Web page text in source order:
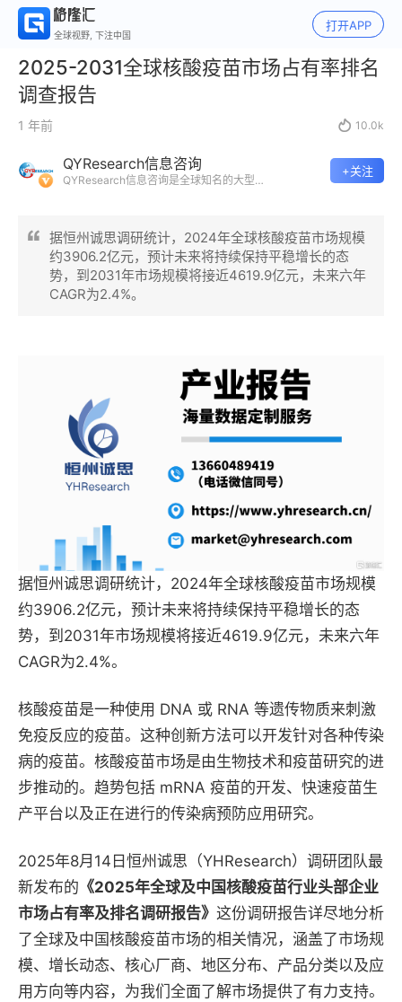
全球视野, 下注中国
打开APP
2025-2031全球核酸疫苗市场占有率排名
调查报告
1 年前  10.0k
QYResearch信息咨询
QYResearch信息咨询是全球知名的大型
态势、发展现状及未来趋势。
+关注
据恒州诚思调研统计，2024年全球核酸疫苗市场规模
约3906.2亿元，预计未来将持续保持平稳增长的态
势，到2031年市场规模将接近4619.9亿元，未来六年
CAGR为2.4%。
据恒州诚思调研统计，2024年全球核酸疫苗市场规模
约3906.2亿元，预计未来将持续保持平稳增长的态
势，到2031年市场规模将接近4619.9亿元，未来六年
CAGR为2.4%。
核酸疫苗是一种使用 DNA 或 RNA 等遗传物质来刺激
免疫反应的疫苗。这种创新方法可以开发针对各种传染
病的疫苗。核酸疫苗市场是由生物技术和疫苗研究的进
步推动的。趋势包括 mRNA 疫苗的开发、快速疫苗生
产平台以及正在进行的传染病预防应用研究。
2025年8月14日恒州诚思（YHResearch）调研团队最
新发布的 《2025年全球及中国核酸疫苗行业头部企业
市场占有率及排名调研报告》 这份调研报告详尽地分析
了全球及中国核酸疫苗市场的相关情况，涵盖了市场规
模、增长动态、核心厂商、地区分布、产品分类以及应
用方向等内容，为我们全面了解市场提供了有力支持。